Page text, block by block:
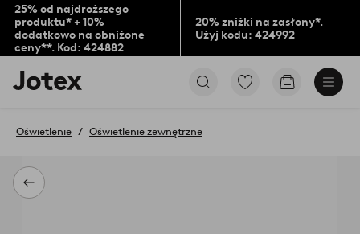
25% od najdroższego
produktu* + 10%
dodatkowo na obniżone
ceny**. Kod: 424882
20% zniżki na zasłony*.
Użyj kodu: 424992
Logo
Jotex
na
stronę
PrzejdźPrzejdź
Powrót
Oświetlenie Oświetlenie zewnętrzne